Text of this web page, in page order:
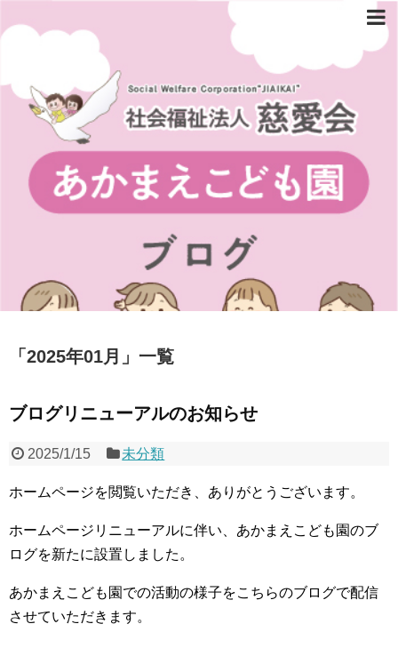
「 2025年01月 」 一覧
ブログリニューアルのお知らせ
2025/1/15 未分類
ホームページを閲覧いただき、ありがとうございます。
ホームページリニューアルに伴い、あかまえこども園のブ
ログを新たに設置しました。
あかまえこども園での活動の様子をこちらのブログで配信
させていただきます。